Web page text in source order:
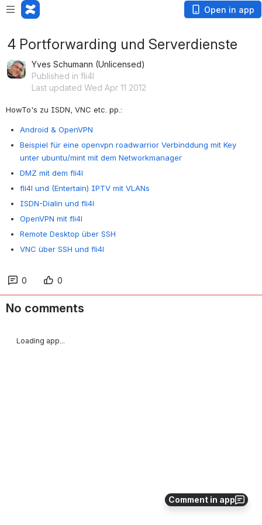
Open in app
Comment in app
4 Portforwarding und Serverdienste
Yves Schumann (Unlicensed)
Published in fli4l
Last updated Wed Apr 11 2012
HowTo's zu ISDN, VNC etc. pp.:
Android & OpenVPN
Beispiel für eine openvpn roadwarrior Verbinddung mit Key
unter ubuntu/mint mit dem Networkmanager
DMZ mit dem fli4l
fli4l und (Entertain) IPTV mit VLANs
ISDN-Dialin und fli4l
OpenVPN mit fli4l
Remote Desktop über SSH
VNC über SSH und fli4l
0 0
No comments
Loading app...